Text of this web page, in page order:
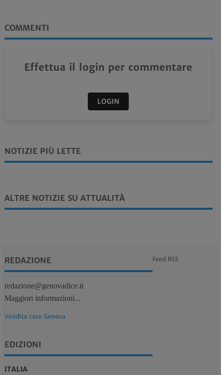
COMMENTI
Effettua il login per commentare
LOGIN
NOTIZIE PIÙ LETTE
ALTRE NOTIZIE SU ATTUALITÀ
REDAZIONE
redazione@genovadice.it
Maggiori informazioni...
Vendita case Genova
EDIZIONI
ITALIA
Feed RSS